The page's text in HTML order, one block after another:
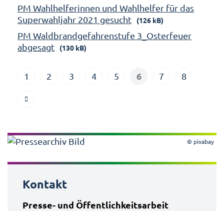
PM Wahlhelferinnen und Wahlhelfer für das
Superwahljahr 2021 gesucht
(126 kB)
PM Waldbrandgefahrenstufe 3_Osterfeuer
abgesagt
(130 kB)
1 2 3 4 5 6 7 8
© pixabay
Kontakt
Presse- und Öffentlichkeitsarbeit